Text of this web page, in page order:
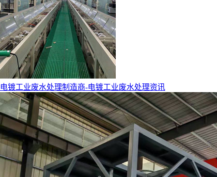
电镀工业废水处理制造商-电镀工业废水处理资讯